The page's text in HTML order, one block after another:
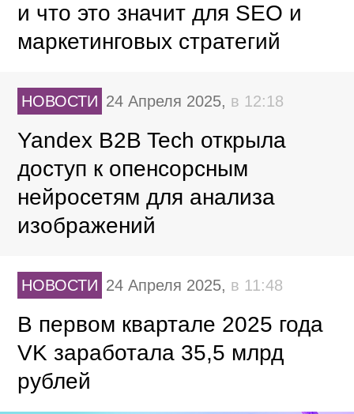
и что это значит для SEO и
маркетинговых стратегий
НОВОСТИ 24 Апреля 2025, в 12:18
Yandex B2B Tech открыла
доступ к опенсорсным
нейросетям для анализа
изображений
НОВОСТИ 24 Апреля 2025, в 11:48
В первом квартале 2025 года
VK заработала 35,5 млрд
рублей